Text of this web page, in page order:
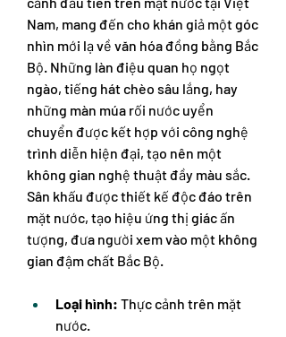
Nam, mang đến cho khán giả một góc
nhìn mới lạ về văn hóa đồng bằng Bắc
Bộ. Những làn điệu quan họ ngọt
ngào, tiếng hát chèo sâu lắng, hay
những màn múa rối nước uyển
chuyển được kết hợp với công nghệ
trình diễn hiện đại, tạo nên một
không gian nghệ thuật đầy màu sắc.
Sân khấu được thiết kế độc đáo trên
mặt nước, tạo hiệu ứng thị giác ấn
tượng, đưa người xem vào một không
gian đậm chất Bắc Bộ.
Loại hình: Thực cảnh trên mặt
nước.